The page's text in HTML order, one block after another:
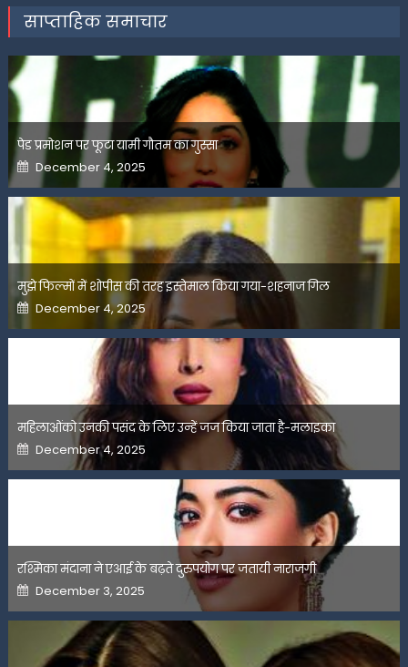
साप्ताहिक समाचार
पेड प्रमोशन पर फूटा यामी गौतम का गुस्सा
Posted
on
December 4, 2025
मुझे फिल्मों में शोपीस की तरह इस्तेमाल किया गया-शहनाज गिल
Posted
on
December 4, 2025
महिलाओंको उनकी पसंद के लिए उन्हें जज किया जाता है-मलाइका
Posted
on
December 4, 2025
रश्मिका मंदाना ने एआई के बढ़ते दुरुपयोग पर जतायी नाराजगी
Posted
on
December 3, 2025